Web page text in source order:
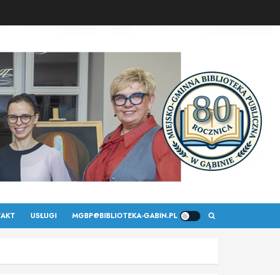
USŁUGI MGBP@BIBLIOTEKA-GABIN.PL